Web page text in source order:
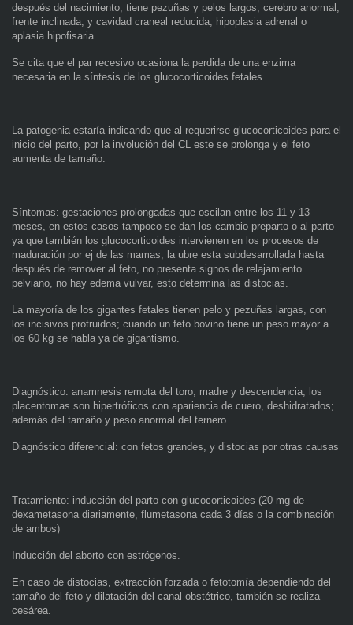
después del nacimiento, tiene pezuñas y pelos largos, cerebro anormal,
frente inclinada, y cavidad craneal reducida, hipoplasia adrenal o
aplasia hipofisaria.
Se cita que el par recesivo ocasiona la perdida de una enzima
necesaria en la síntesis de los glucocorticoides fetales.
La patogenia estaría indicando que al requerirse glucocorticoides para el
inicio del parto, por la involución del CL este se prolonga y el feto
aumenta de tamaño.
Síntomas: gestaciones prolongadas que oscilan entre los 11 y 13
meses, en estos casos tampoco se dan los cambio preparto o al parto
ya que también los glucocorticoides intervienen en los procesos de
maduración por ej de las mamas, la ubre esta subdesarrollada hasta
después de remover al feto, no presenta signos de relajamiento
pelviano, no hay edema vulvar, esto determina las distocias.
La mayoría de los gigantes fetales tienen pelo y pezuñas largas, con
los incisivos protruidos; cuando un feto bovino tiene un peso mayor a
los 60 kg se habla ya de gigantismo.
Diagnóstico: anamnesis remota del toro, madre y descendencia; los
placentomas son hipertróficos con apariencia de cuero, deshidratados;
además del tamaño y peso anormal del ternero.
Diagnóstico diferencial: con fetos grandes, y distocias por otras causas
Tratamiento: inducción del parto con glucocorticoides (20 mg de
dexametasona diariamente, flumetasona cada 3 días o la combinación
de ambos)
Inducción del aborto con estrógenos.
En caso de distocias, extracción forzada o fetotomía dependiendo del
tamaño del feto y dilatación del canal obstétrico, también se realiza
cesárea.